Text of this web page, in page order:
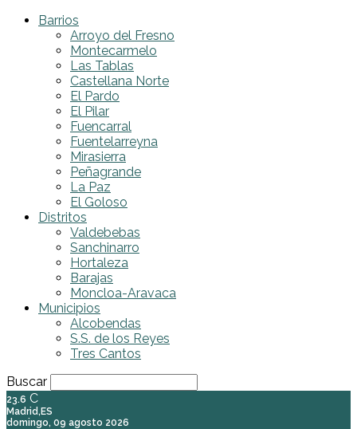
Barrios
Arroyo del Fresno
Montecarmelo
Las Tablas
Castellana Norte
El Pardo
El Pilar
Fuencarral
Fuentelarreyna
Mirasierra
Peñagrande
La Paz
El Goloso
Distritos
Valdebebas
Sanchinarro
Hortaleza
Barajas
Moncloa-Aravaca
Municipios
Alcobendas
S.S. de los Reyes
Tres Cantos
Buscar
23.6 C
Madrid,ES
domingo, 09 agosto 2026